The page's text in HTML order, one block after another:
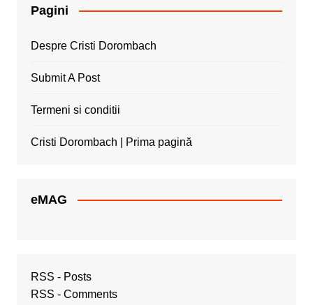
Pagini
Despre Cristi Dorombach
Submit A Post
Termeni si conditii
Cristi Dorombach | Prima pagină
eMAG
RSS - Posts
RSS - Comments